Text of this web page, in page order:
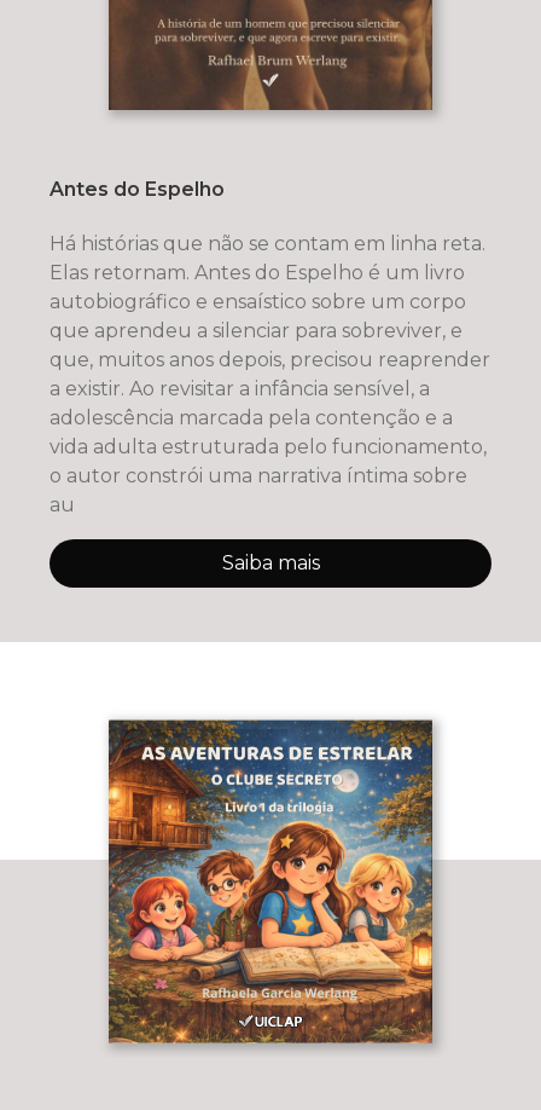
Antes do Espelho
Há histórias que não se contam em linha reta.
Elas retornam. Antes do Espelho é um livro
autobiográfico e ensaístico sobre um corpo
que aprendeu a silenciar para sobreviver, e
que, muitos anos depois, precisou reaprender
a existir. Ao revisitar a infância sensível, a
adolescência marcada pela contenção e a
vida adulta estruturada pelo funcionamento,
o autor constrói uma narrativa íntima sobre
au
Saiba mais